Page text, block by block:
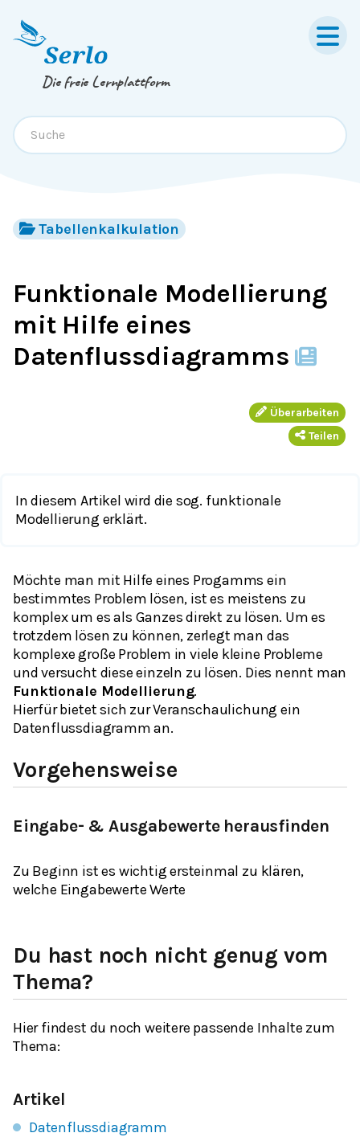
Springe zum
Die freie Lernplattform
Tabellenkalkulation
Funktionale Modellierung
mit Hilfe eines
Datenflussdiagramms
Überarbeiten
Teilen
In diesem Artikel wird die sog. funktionale
Modellierung erklärt.
Möchte man mit Hilfe eines Progamms ein
bestimmtes Problem lösen, ist es meistens zu
komplex um es als Ganzes direkt zu lösen. Um es
trotzdem lösen zu können, zerlegt man das
komplexe große Problem in viele kleine Probleme
und versucht diese einzeln zu lösen. Dies nennt man
Funktionale Modellierung.
Hierfür bietet sich zur Veranschaulichung ein
Datenflussdiagramm an.
Vorgehensweise
Eingabe- & Ausgabewerte herausfinden
Zu Beginn ist es wichtig ersteinmal zu klären,
welche Eingabewerte Werte
Du hast noch nicht genug vom
Thema?
Hier findest du noch weitere passende Inhalte zum
Thema:
Artikel
Datenflussdiagramm